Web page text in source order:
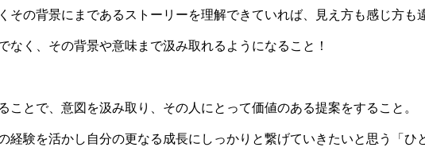
その背景にまであるストーリーを理解できていれば、見え方も感じ方も
なく、その背景や意味まで汲み取れるようになること！
ことで、意図を汲み取り、その人にとって価値のある提案をすること。
経験を活かし自分の更なる成長にしっかりと繋げていきたいと思う「ひ